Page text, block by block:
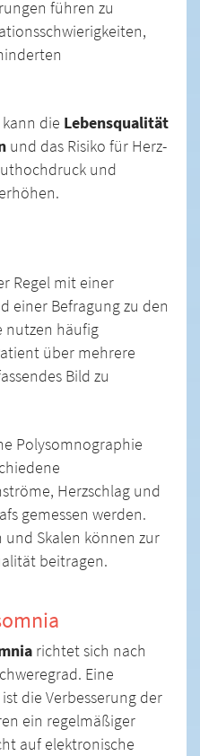
führen zu
die Lebensqualität
und das Risiko für Herz-
und
Regel mit einer
einer Befragung zu den
nutzen häufig
über mehrere
Bild zu
Polysomnographie
Herzschlag und
gemessen werden.
und Skalen können zur
beitragen.
richtet sich nach
Eine
die Verbesserung der
ein regelmäßiger
auf elektronische